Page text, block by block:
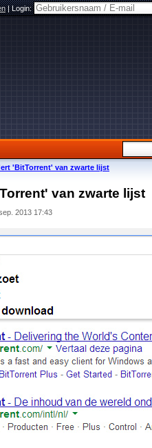
|Login:
'BitTorrent' van zwarte lijst
van zwarte lijst
2013 17:43